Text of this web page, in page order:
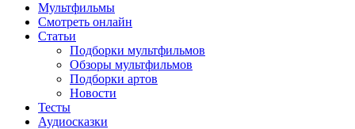
Мультфильмы
Смотреть онлайн
Статьи
Подборки мультфильмов
Обзоры мультфильмов
Подборки артов
Новости
Тесты
Аудиосказки